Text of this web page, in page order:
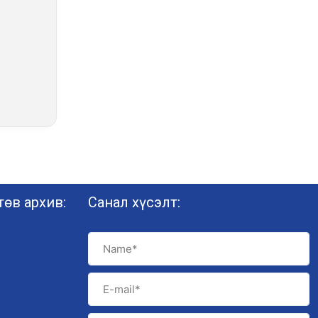
архив: Санал хүсэлт: